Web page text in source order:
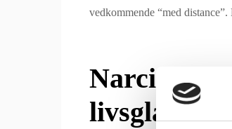
vedkommende “med
livsglæde.